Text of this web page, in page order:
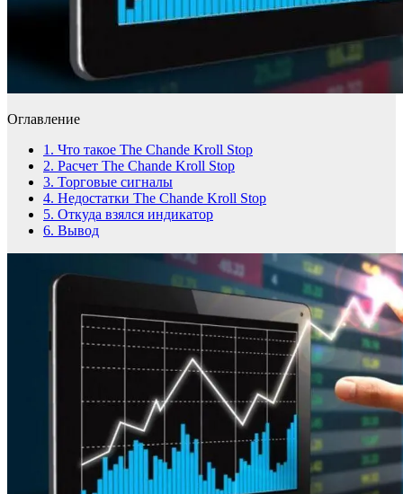
Оглавление
1. Что такое The Chande Kroll Stop
2. Расчет The Chande Kroll Stop
3. Торговые сигналы
4. Недостатки The Chande Kroll Stop
5. Откуда взялся индикатор
6. Вывод